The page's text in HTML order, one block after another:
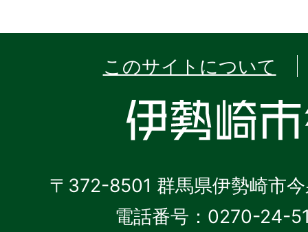
このサイトについて
〒372-8501 群馬県伊勢崎市
電話番号：0270-24-